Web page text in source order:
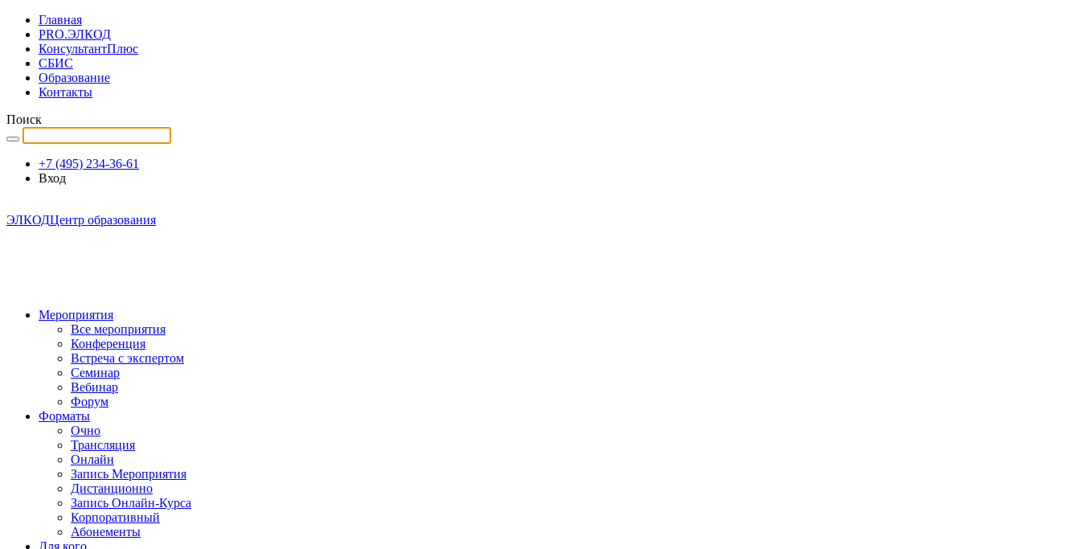
Главная
PRO.ЭЛКОД
КонсультантПлюс
СБИС
Образование
Контакты
Поиск
+7 (495) 234-36-61
Вход
ЭЛКОДЦентр образования
Мероприятия
Все мероприятия
Конференция
Встреча с экспертом
Семинар
Вебинар
Форум
Форматы
Очно
Трансляция
Онлайн
Запись Мероприятия
Дистанционно
Запись Онлайн-Курса
Корпоративный
Абонементы
Для кого